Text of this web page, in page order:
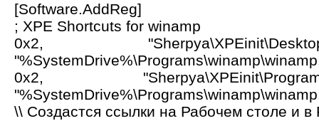
[Software.AddReg]
; XPE Shortcuts for winamp
0x2,
0x2,
\\ Создастся ссылки на Рабочем столе и в